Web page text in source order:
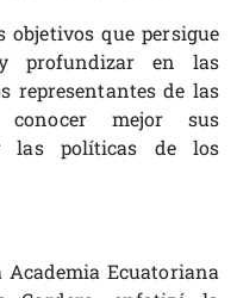
que persigue
profundizar en las
representantes de las
conocer mejor sus
las políticas de los
Ecuatoriana